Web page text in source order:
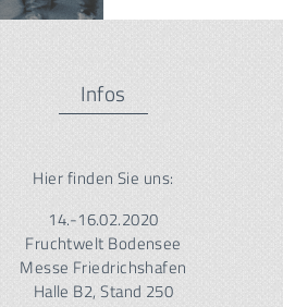
Infos
Hier finden Sie uns:
14.-16.02.2020
Fruchtwelt Bodensee
Messe Friedrichshafen
Halle B2, Stand 250